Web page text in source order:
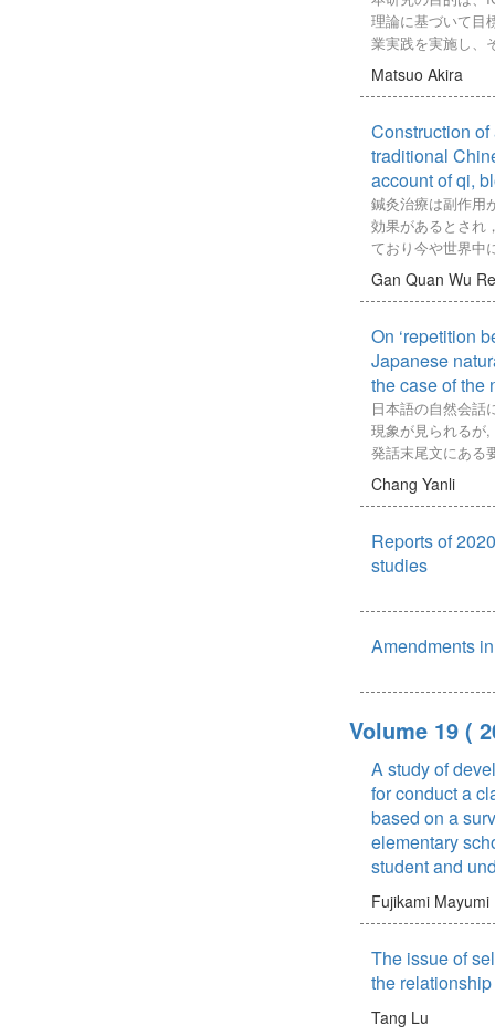
experiment class
A. Class B
the blended online
learning model
Data analysis was
descriptive
test, and
descriptive
collaborative
post-test on a
mindset average
79.93 for the pre-
an N-gain score of
the collaborative
32.25% after
the blended online
one month. The
analysis of the
discovers a
collaborative
significant
0.000 < 0.05
behaviors are
Sig. (2-tailed)
significant
and the control
3.707 > ttable of
Sig. (2-tailed)
the analysis tests,
that the blended
strategy is
students’
Furthermore, the
conducting the
and developing
further evaluation.
生観の形成につい
を展開するうえで
キリスト教の関係
の森本厚吉に誘わ
った有島は、アメ
空虚感に襲われる
制度や組織といっ
つながり、ついに
て、制度としての
島が向かった先は
とって文学は、制
キリスト教と対立
淫の女>に注目す
観では否定される
島は文学的な価値
価値を実践してい
人公早月葉子であ
上は蔑視される存
方を肯定していく
の可能」があると
じるものだと言え
だのは、上海時代
と生命、また私の
を呼応させ、一つ
らです。それは、
時代も、負に転化
いるからです」と
陰」とは直接的に
命を指しているの
らに積極的な意義
冒頭において、お
「私の思考の原図
と」であったと語
「私」における上
での被爆体験が「
ったのである。本
お清さんの独自な
ような影響を与え
砂」におけるお清
作品の意義を明ら
理論に基づいて目
業実践を実施し、
とを通して、言語
る「主体的な学び
にすることである
の現状として「主
意識的に行われて
がある。なぜなら
えた、生涯にわた
ではなく、「国家
われている現状が
る。ICEアプロー
(Robert J.Wilson)
され、2000年に
Young)とウィルソ
れた学習理論であ
の変容を「基礎的
がり(Connections)
(Extensions)」の
ICEアプローチは
到達度を教員だけ
己評価も通して双
を可能とする点に
研究では、ICEア
ンス課題に対する
載内容を検討する
識でき、教員も学
握し、指導を検
価の一面が得られ
学習者による自己
はなく、学習者と
の位置を認識し学
で、教員側の「何
学びたいか」とい
目標と評価を可能
言語聴覚士養成教
学び」の形成には
いた学習目標なら
いと考えられる。
Matsuo Akira
Construction
traditional
account of qi,
鍼灸治療は副作用
効果があるとされ
ており今や世界中
しながら，その治
的に行われている
多い．そのため，
科学技術的な観点
一的な研究方法や
られている．一方
作の両方を表現・
ツールであるペト
テムのモデル化
おり，生物情報学
を上げている．本
準ペトリネットで
トを用いて，鍼灸
ルの構築法を提案
体関係に基づいて
の仕組みや過程の
ずは，東洋医学に
を分析したうえで
ーペトリネットを
を提案する．次に
行的・逐次的な働
ルへの補助要素の
法のシミュレーシ
Gan Quan Wu
On ‘repetition
Japanese
the case of the
日本語の自然会話
現象が見られるが
発話末尾文にある
話冒頭文に現れる
反復)がある。従
あった。しかし,
反復されるのかと
理由解明への第一
な観点, 談話的な
ついて分析する。
現象は, 形態的・
含めた相互作用に
明した。
Chang Yanli
Reports of
studies
Amendments
Volume 19 (
A study of
for conduct a
based on a
elementary
student and
Fujikami Mayumi
The issue of
the
Tang Lu